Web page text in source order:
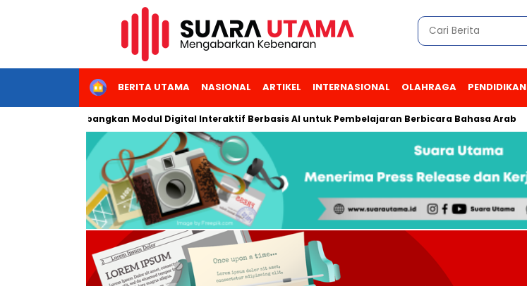
HOMEBERITA UTAMA NASIONAL ARTIKEL INTERNASIONAL OLAHRAGA PENDIDIKAN
Jakarta Kembangkan Modul Digital Interaktif Berbasis AI untuk Pembelajaran Berbicara Bahasa Arab